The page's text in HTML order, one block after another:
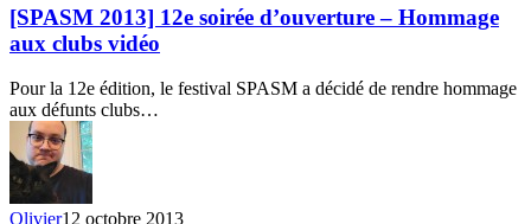
12e
soirée
d’ouverture
Hommage
aux
clubs
vidéo
[SPASM 2013] 12e soirée d’ouverture – Hommage
aux clubs vidéo
Pour la 12e édition, le festival SPASM a décidé de rendre hommage
aux défunts clubs…
Olivier12 octobre 2013